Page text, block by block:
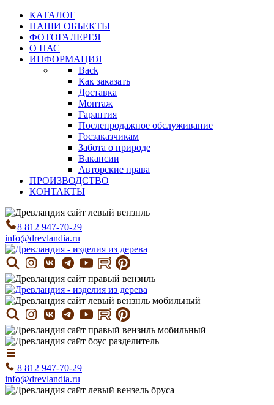
КАТАЛОГ
НАШИ ОБЪЕКТЫ
ФОТОГАЛЕРЕЯ
О НАС
ИНФОРМАЦИЯ
Back
Как заказать
Доставка
Монтаж
Гарантия
Послепродажное обслуживание
Госзаказчикам
Забота о природе
Вакансии
Авторские права
ПРОИЗВОДСТВО
КОНТАКТЫ
8 812 947-70-29
info@drevlandia.ru
8 812 947-70-29
info@drevlandia.ru